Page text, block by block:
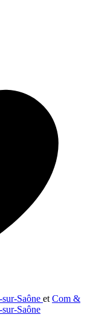
Saône et Com &
Saône